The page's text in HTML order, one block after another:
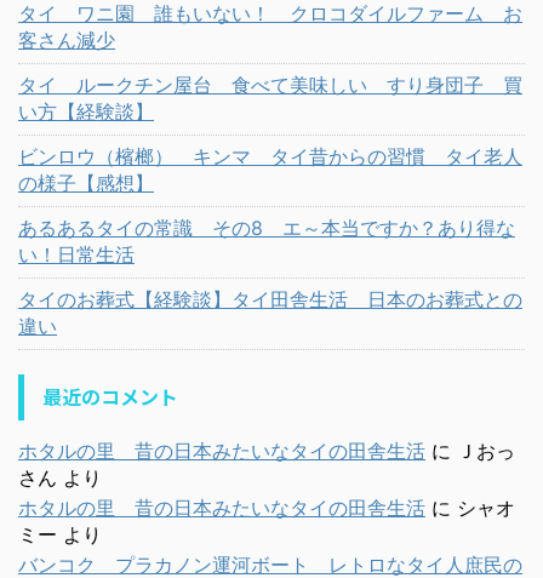
タイ ワニ園 誰もいない！ クロコダイルファーム お
客さん減少
タイ ルークチン屋台 食べて美味しい すり身団子 買
い方【経験談】
ビンロウ（檳榔） キンマ タイ昔からの習慣 タイ老人
の様子【感想】
あるあるタイの常識 その8 エ～本当ですか？あり得な
い！日常生活
タイのお葬式【経験談】タイ田舎生活 日本のお葬式との
違い
最近のコメント
ホタルの里 昔の日本みたいなタイの田舎生活 に Ｊおっ
さん より
ホタルの里 昔の日本みたいなタイの田舎生活 に シャオ
ミー より
バンコク プラカノン運河ボート レトロなタイ人庶民の